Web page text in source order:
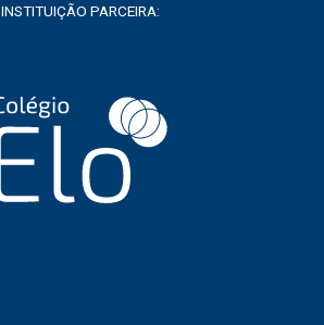
INSTITUIÇÃO PARCEIRA: